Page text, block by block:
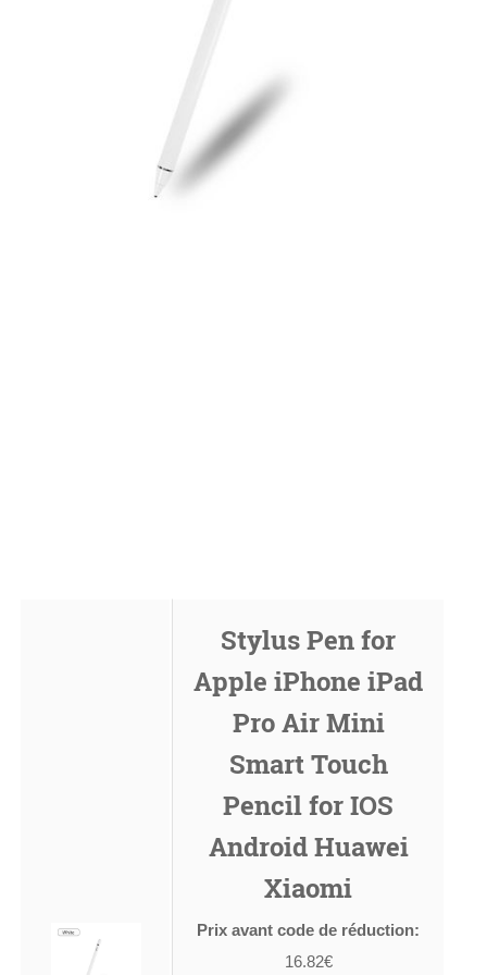
Stylus Pen for
Apple iPhone iPad
Pro Air Mini
Smart Touch
Pencil for IOS
Android Huawei
Xiaomi
Prix avant code de réduction:
16.82€